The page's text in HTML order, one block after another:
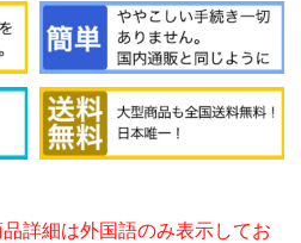
詳細は外国語のみ表示してお